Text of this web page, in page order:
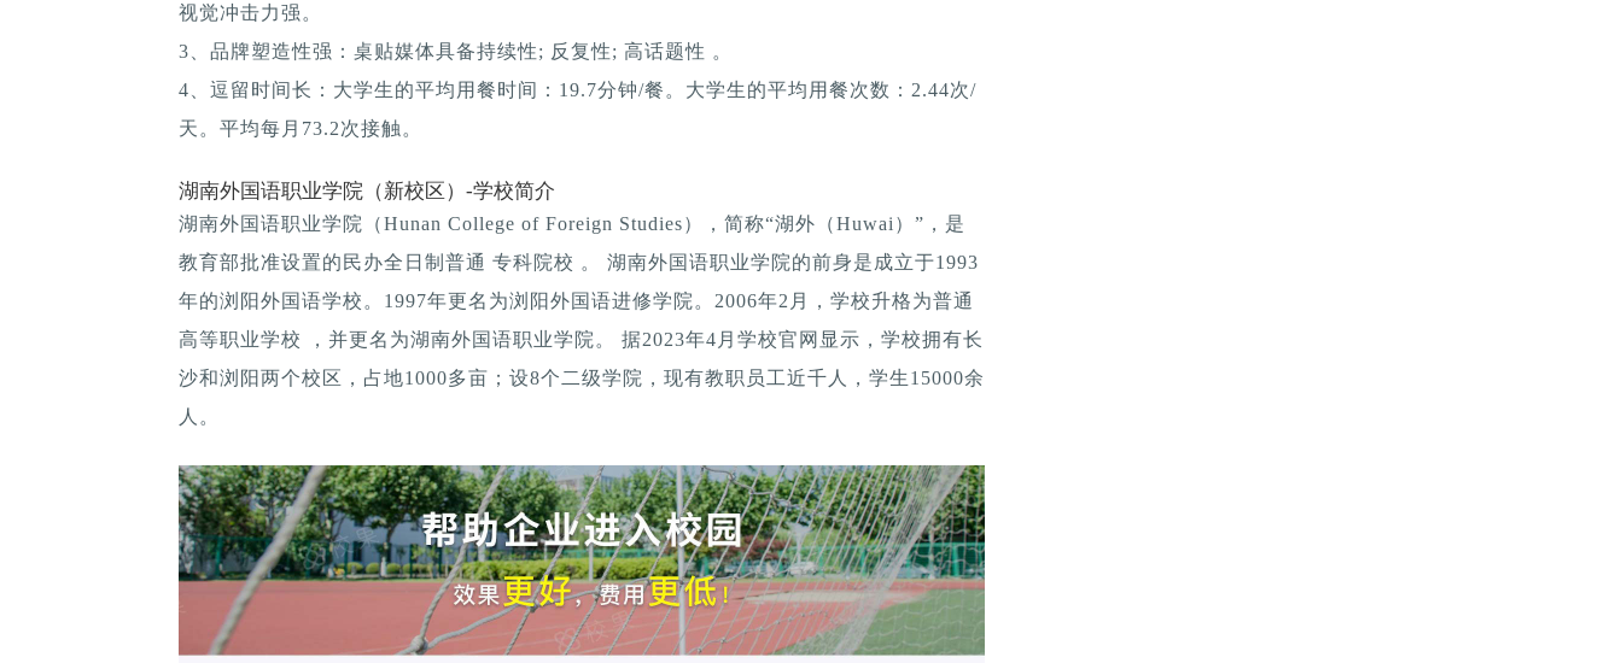
视觉冲击力强。
3、品牌塑造性强：桌贴媒体具备持续性; 反复性; 高话题性 。
4、逗留时间长：大学生的平均用餐时间：19.7分钟/餐。大学生的平均用餐次数：2.44次/
天。平均每月73.2次接触。
湖南外国语职业学院（新校区）-学校简介
湖南外国语职业学院（Hunan College of Foreign Studies），简称“湖外（Huwai）”，是
教育部批准设置的民办全日制普通 专科院校 。 湖南外国语职业学院的前身是成立于1993
年的浏阳外国语学校。1997年更名为浏阳外国语进修学院。2006年2月，学校升格为普通
高等职业学校 ，并更名为湖南外国语职业学院。 据2023年4月学校官网显示，学校拥有长
沙和浏阳两个校区，占地1000多亩；设8个二级学院，现有教职员工近千人，学生15000余
人。